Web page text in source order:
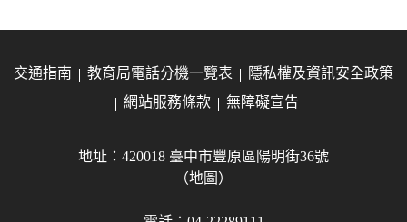
交通指南 教育局電話分機一覽表
隱私權及資訊安全政策
網站服務條款
無障礙宣告
地址：420018 臺中市豐原區陽明街36號
（地圖）